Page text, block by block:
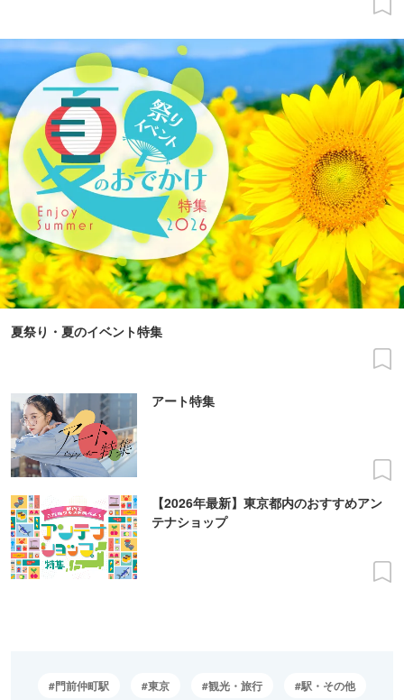
夏祭り・夏のイベント特集
アート特集
【2026年最新】東京都内のおすすめアン
テナショップ
門前仲町駅 東京 観光・旅行 駅・その他